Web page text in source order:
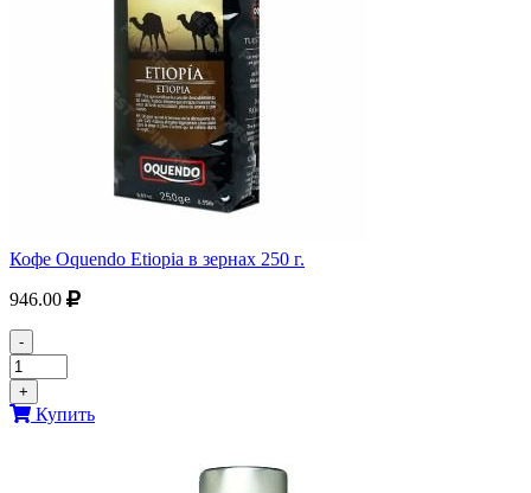
Кофе Oquendo Etiopia в зернах 250 г.
946.00
-
+
Купить